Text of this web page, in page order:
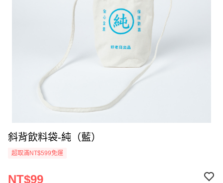
斜背飲料袋-純（藍）
超取滿NT$599免運
NT$99